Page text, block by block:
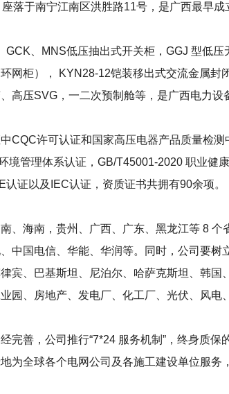
落于南宁江南区洪胜路11号，是广西最早成
GCK、MNS低压抽出式开关柜，GGJ 型低
网柜）， KYN28-12铠装移出式交流金属
高压SVG，一二次预制舱等，是广西电力设
CQC许可认证和国家高压电器产品质量检
境管理体系认证，GB/T45001-2020 职业
证以及IEC认证，资质证书共拥有90余项。
、海南，贵州、广西、广东、黑龙江等 8
中国电信、华能、华润等。同时，公司要
宾、巴基斯坦、尼泊尔、哈萨克斯坦、韩
园、房地产、发电厂、化工厂、光伏、风
完善，公司推行“7*24 服务机制”，终身质
为全球各个电网公司及各施工建设单位服务